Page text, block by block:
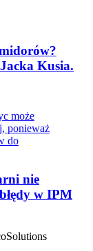
Kusia.
nie
w IPM